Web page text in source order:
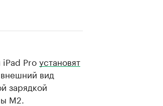
Proустановят
вид
зарядкой
M2.